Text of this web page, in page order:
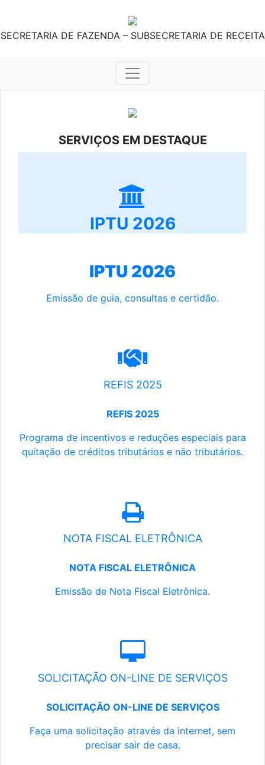
SECRETARIA DE FAZENDA – SUBSECRETARIA DE RECEITA
SERVIÇOS EM DESTAQUE
IPTU 2026
IPTU 2026
Emissão de guia, consultas e certidão.
REFIS 2025
REFIS 2025
Programa de incentivos e reduções especiais para
quitação de créditos tributários e não tributários.
NOTA FISCAL ELETRÔNICA
NOTA FISCAL ELETRÔNICA
Emissão de Nota Fiscal Eletrônica.
SOLICITAÇÃO ON-LINE DE SERVIÇOS
SOLICITAÇÃO ON-LINE DE SERVIÇOS
Faça uma solicitação através da internet, sem
precisar sair de casa.